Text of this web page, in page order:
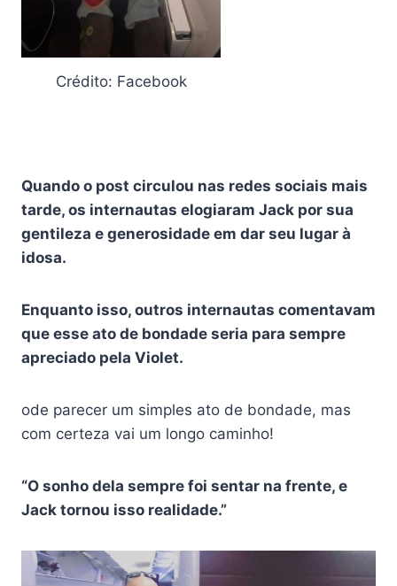
Crédito: Facebook
Quando o post circulou nas redes sociais mais
tarde, os internautas elogiaram Jack por sua
gentileza e generosidade em dar seu lugar à
idosa.
Enquanto isso, outros internautas comentavam
que esse ato de bondade seria para sempre
apreciado pela Violet.
ode parecer um simples ato de bondade, mas
com certeza vai um longo caminho!
“O sonho dela sempre foi sentar na frente, e
Jack tornou isso realidade.”